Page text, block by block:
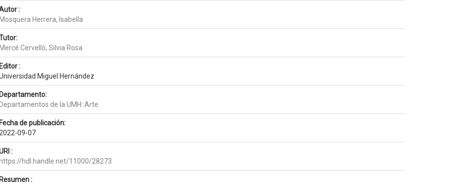
:
Mosquera Herrera, Isabella
Mercé Cervelló, Silvia Rosa
Editor :
Miguel Hernández
Departamento:
Departamentos de la UMH::Arte
Fecha de publicación:
2022-09-07
:
https://hdl.handle.net/11000/28273
Resumen :